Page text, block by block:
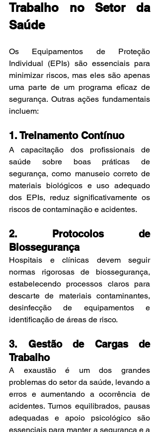
Trabalho no Setor da
Saúde
Os Equipamentos de Proteção
Individual (EPIs) são essenciais para
minimizar riscos, mas eles são apenas
uma parte de um programa eficaz de
segurança. Outras ações fundamentais
incluem:
1. Treinamento Contínuo
A capacitação dos profissionais de
saúde sobre boas práticas de
segurança, como manuseio correto de
materiais biológicos e uso adequado
dos EPIs, reduz significativamente os
riscos de contaminação e acidentes.
2. Protocolos de
Biossegurança
Hospitais e clínicas devem seguir
normas rigorosas de biossegurança,
estabelecendo processos claros para
descarte de materiais contaminantes,
desinfecção de equipamentos e
identificação de áreas de risco.
3. Gestão de Cargas de
Trabalho
A exaustão é um dos grandes
problemas do setor da saúde, levando a
erros e aumentando a ocorrência de
acidentes. Turnos equilibrados, pausas
adequadas e apoio psicológico são
essenciais para manter a segurança e a